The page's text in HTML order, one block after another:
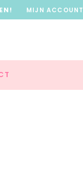
MIJN ACCOUNT